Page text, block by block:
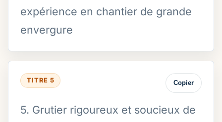
expérience en chantier de grande
envergure
TITRE 5 Copier
5. Grutier rigoureux et soucieux de